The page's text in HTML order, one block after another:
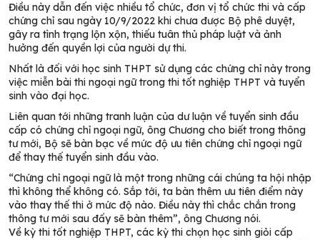
Điều này dẫn đến việc nhiều tổ chức, đơn vị tổ chức thi và cấp
chứng chỉ sau ngày 10/9/2022 khi chưa được Bộ phê duyệt,
gây ra tình trạng lộn xộn, thiếu tuân thủ pháp luật và ảnh
hưởng đến quyền lợi của người dự thi.
Nhất là đối với học sinh THPT sử dụng các chứng chỉ này trong
việc miễn bài thi ngoại ngữ trong thi tốt nghiệp THPT và tuyển
sinh vào đại học.
Liên quan tới những tranh luận của dư luận về tuyển sinh đầu
cấp có chứng chỉ ngoại ngữ, ông Chương cho biết trong thông
tư mới, Bộ sẽ bàn bạc về mức độ ưu tiên chứng chỉ ngoại ngữ
để thay thế tuyển sinh đầu vào.
“Chứng chỉ ngoại ngữ là một trong những cái chúng ta hội nhập
thì không thể không có. Sắp tới, ta bàn thêm ưu tiên điểm này
vào thay thế thi ở mức độ nào. Điều này thì chắc chắn trong
thông tư mới sau đấy sẽ bàn thêm”, ông Chương nói.
Về kỳ thi tốt nghiệp THPT, các kỳ thi chọn học sinh giỏi cấp